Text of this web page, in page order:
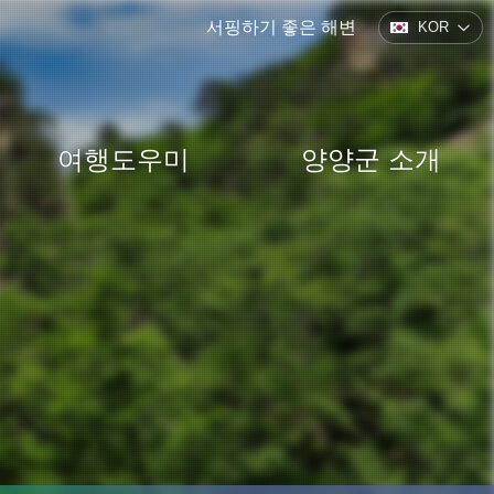
서핑하기 좋은 해변 KOR
여행도우미 양양군 소개